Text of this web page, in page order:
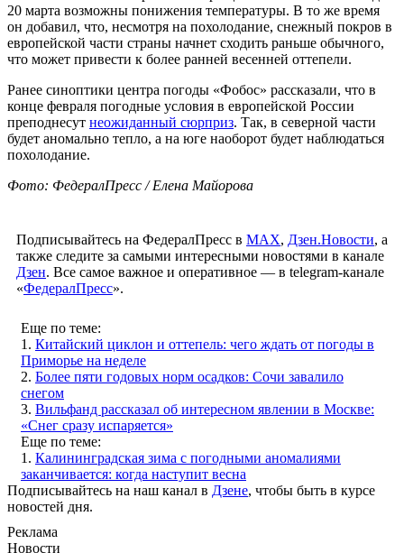
20 марта возможны понижения температуры. В то же время
он добавил, что, несмотря на похолодание, снежный покров в
европейской части страны начнет сходить раньше обычного,
что может привести к более ранней весенней оттепели.
Ранее синоптики центра погоды «Фобос» рассказали, что в
конце февраля погодные условия в европейской России
преподнесут неожиданный сюрприз. Так, в северной части
будет аномально тепло, а на юге наоборот будет наблюдаться
похолодание.
Фото: ФедералПресс / Елена Майорова
Подписывайтесь на ФедералПресс в МАХ, Дзен.Новости, а
также следите за самыми интересными новостями в канале
Дзен. Все самое важное и оперативное — в telegram-канале
«ФедералПресс».
Еще по теме:
1. Китайский циклон и оттепель: чего ждать от погоды в
Приморье на неделе
2. Более пяти годовых норм осадков: Сочи завалило
снегом
3. Вильфанд рассказал об интересном явлении в Москве:
«Снег сразу испаряется»
Еще по теме:
1. Калининградская зима с погодными аномалиями
заканчивается: когда наступит весна
Подписывайтесь на наш канал в Дзене, чтобы быть в курсе
новостей дня.
Реклама
Новости